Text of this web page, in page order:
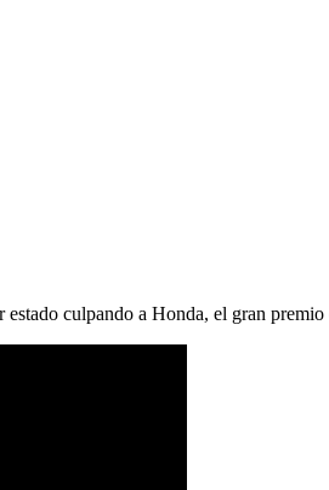
culpando a Honda, el gran